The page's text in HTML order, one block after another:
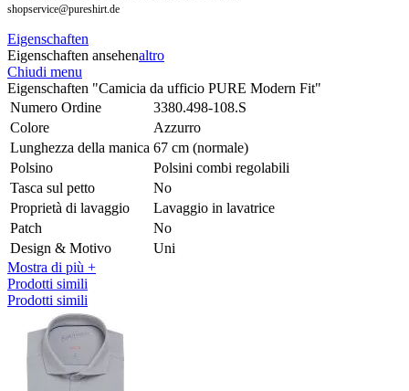
shopservice@pureshirt.de
Eigenschaften
Eigenschaften ansehenaltro
Chiudi menu
Eigenschaften "Camicia da ufficio PURE Modern Fit"
Numero Ordine
3380.498-108.S
Colore
Azzurro
Lunghezza della manica 67 cm (normale)
Polsino
Polsini combi regolabili
Tasca sul petto
No
Proprietà di lavaggio
Lavaggio in lavatrice
Patch
No
Design & Motivo
Uni
Mostra di più +
Prodotti simili
Prodotti simili